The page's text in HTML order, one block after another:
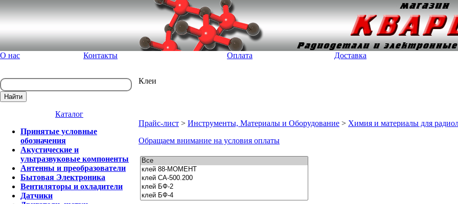
О нас Контакты Оплата Доставка
Клеи
Каталог
Принятые условные
обозначения
Акустические и
ультразвуковые компоненты
Антенны и преобразователи
Бытовая Электроника
Вентиляторы и охладители
Датчики
Прайс-лист > Инструменты, Материалы и Оборудование > Химия и материалы для
Обращаем внимание на условия оплаты